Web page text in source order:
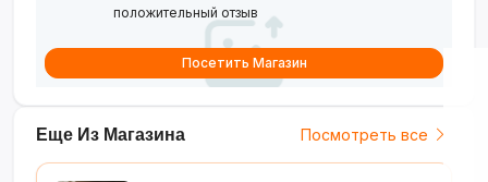
Еще Из Магазина Посмотреть все
положительный отзыв
Посетить Магазин